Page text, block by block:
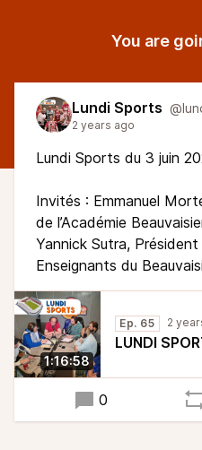
You are
Lundi Sports
2 years ago
Lundi Sports du 3 juin
Invités : Emmanuel
de l’Académie
Yannick Sutra,
Enseignants du
1:16:58
Ep. 65 2
LUNDI
0